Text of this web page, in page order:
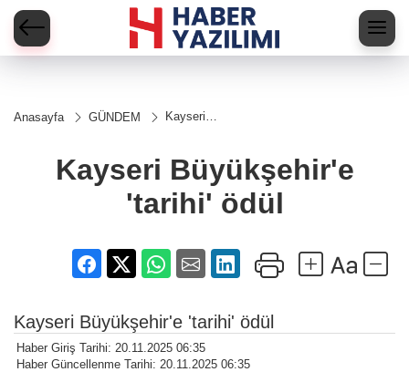
Anasayfa GÜNDEM
Kayseri
Kayseri Büyükşehir'e
'tarihi' ödül
Kayseri Büyükşehir'e 'tarihi' ödül
Haber Giriş Tarihi: 20.11.2025 06:35
Haber Güncellenme Tarihi: 20.11.2025 06:35